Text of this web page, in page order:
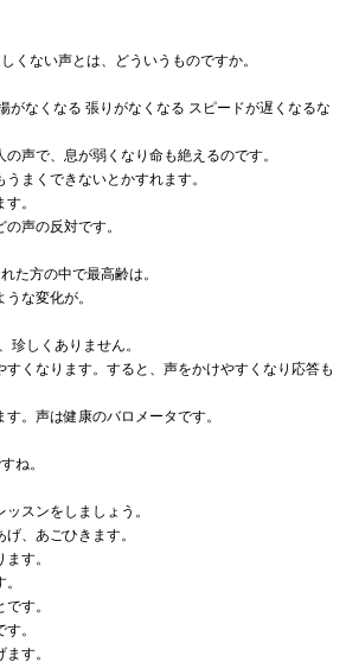
くない声とは、どういうものですか。
がなくなる 張りがなくなる スピードが遅くなるな
声で、息が弱くなり命も絶えるのです。
まくできないとかすれます。
。
声の反対です。
た方の中で最高齢は。
な変化が。
しくありません。
くなります。すると、声をかけやすくなり応答も
。声は健康のバロメータです。
ね。
スンをしましょう。
、あごひきます。
す。
す。
。
す。